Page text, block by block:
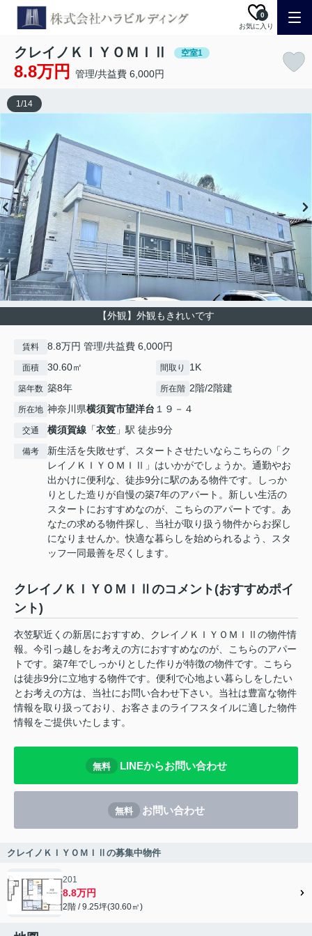
お気に入り
0
クレイノＫＩＹＯＭＩⅡ 空室1
8.8万円 管理/共益費 6,000円
【外観】外観もきれいです
1/14
賃料 8.8万円 管理/共益費 6,000円
面積 30.60㎡ 間取り 1K
築年数 築8年 所在階 2階/2階建
所在地 神奈川県横須賀市望洋台 １９－４
交通 横須賀線 「衣笠 」駅 徒歩9分
備考
新生活を失敗せず、スタートさせたいならこちらの「ク
レイノＫＩＹＯＭＩⅡ」はいかがでしょうか。通勤やお
出かけに便利な、徒歩9分に駅のある物件です。しっか
りとした造りが自慢の築7年のアパート。新しい生活の
スタートにおすすめなのが、こちらのアパートです。あ
なたの求める物件探し、当社が取り扱う物件からお探し
になりませんか。快適な暮らしを始められるよう、スタ
ッフ一同最善を尽くします。
クレイノＫＩＹＯＭＩⅡのコメント(おすすめポイ
ント)
衣笠駅近くの新居におすすめ、クレイノＫＩＹＯＭＩⅡの物件情
報。今引っ越しをお考えの方におすすめなのが、こちらのアパー
トです。築7年でしっかりとした作りが特徴の物件です。こちら
は徒歩9分に立地する物件です。便利で心地よい暮らしをしたい
とお考えの方は、当社にお問い合わせ下さい。当社は豊富な物件
情報を取り扱っており、お客さまのライフスタイルに適した物件
情報をご提供いたします。
無料 LINEからお問い合わせ
無料 お問い合わせ
クレイノＫＩＹＯＭＩⅡの募集中物件
201
8.8万円
2階 / 9.25坪(30.60㎡)